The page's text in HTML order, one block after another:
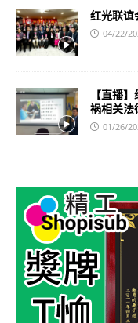
红光联谊
04/22/
【直播
祸相关法
01/26/